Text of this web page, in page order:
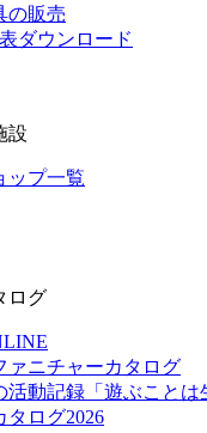
の販売
ダウンロード
設
ップ一覧
ログ
ァニチャーカタログ
動記録「遊ぶことは
タログ2026